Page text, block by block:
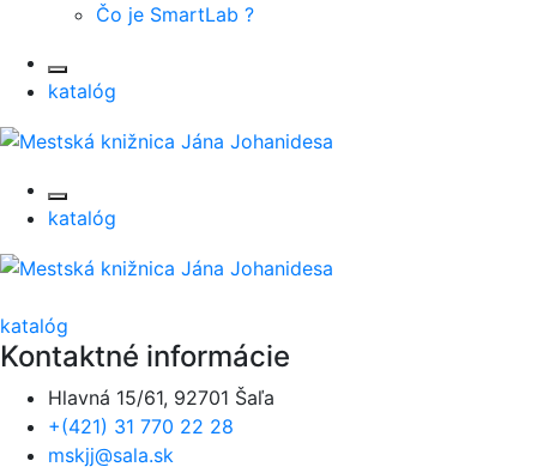
Čo je SmartLab ?
katalóg
katalóg
katalóg
Kontaktné informácie
Hlavná 15/61, 92701 Šaľa
+(421) 31 770 22 28
mskjj@sala.sk